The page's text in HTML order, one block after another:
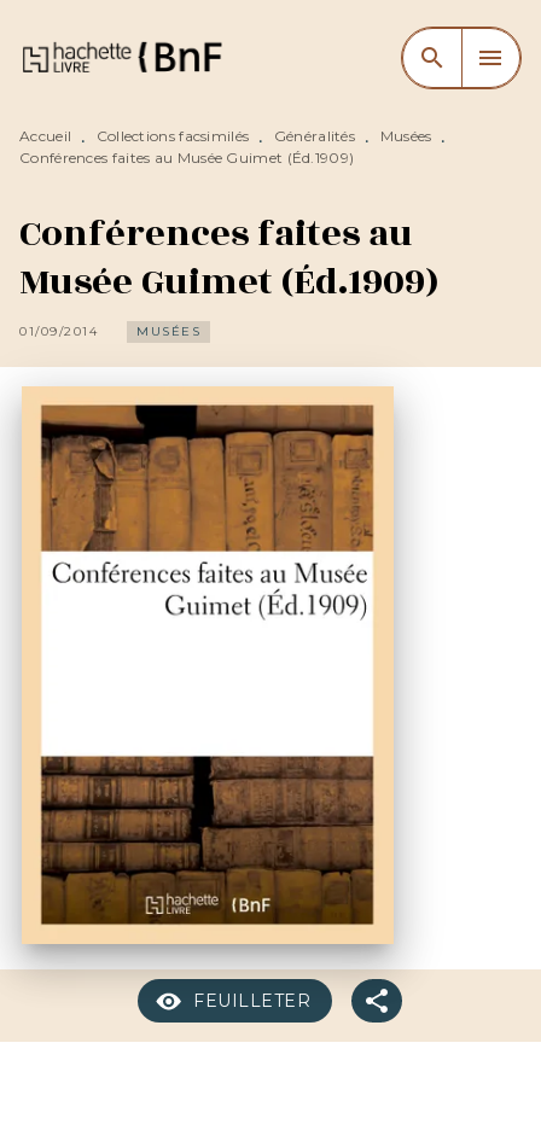
MENU RECHERCHE
CONTENU
search menu
Accueil • Collections facsimilés • Généralités • Musées •
Conférences faites au Musée Guimet (Éd.1909)
Conférences faites au
Musée Guimet (Éd.1909)
01/09/2014 MUSÉES
FEUILLETER